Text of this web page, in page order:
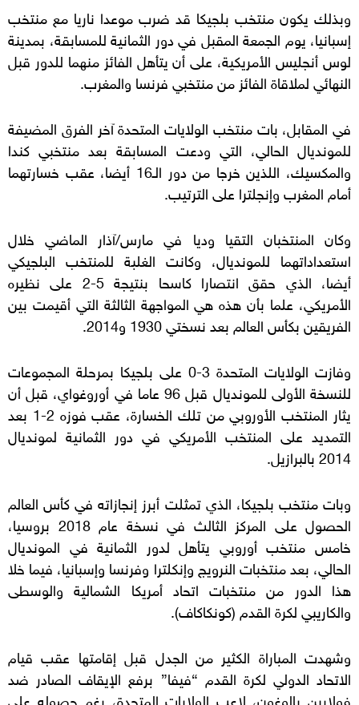
وبذلك يكون منتخب بلجيكا قد ضرب موعدا ناريا مع منتخب
إسبانيا، يوم الجمعة المقبل في دور الثمانية للمسابقة، بمدينة
لوس أنجليس الأمريكية، على أن يتأهل الفائز منهما للدور قبل
النهائي لملاقاة الفائز من منتخبي فرنسا والمغرب.
في المقابل، بات منتخب الولايات المتحدة آخر الفرق المضيفة
للمونديال الحالي، التي ودعت المسابقة بعد منتخبي كندا
والمكسيك، اللذين خرجا من دور الـ16 أيضا، عقب خسارتهما
أمام المغرب وإنجلترا على الترتيب.
وكان المنتخبان التقيا وديا في مارس/آذار الماضي خلال
استعداداتهما للمونديال، وكانت الغلبة للمنتخب البلجيكي
أيضا، الذي حقق انتصارا كاسحا بنتيجة 5-2 على نظيره
الأمريكي، علما بأن هذه هي المواجهة الثالثة التي أقيمت بين
الفريقين بكأس العالم بعد نسختي 1930 و2014.
وفازت الولايات المتحدة 3-0 على بلجيكا بمرحلة المجموعات
للنسخة الأولى للمونديال قبل 96 عاما في أوروغواي، قبل أن
يثار المنتخب الأوروبي من تلك الخسارة، عقب فوزه 2-1 بعد
التمديد على المنتخب الأمريكي في دور الثمانية لمونديال
2014 بالبرازيل.
وبات منتخب بلجيكا، الذي تمثلت أبرز إنجازاته في كأس العالم
الحصول على المركز الثالث في نسخة عام 2018 بروسيا،
خامس منتخب أوروبي يتأهل لدور الثمانية في المونديال
الحالي، بعد منتخبات النرويج وإنكلترا وفرنسا وإسبانيا، فيما خلا
هذا الدور من منتخبات اتحاد أمريكا الشمالية والوسطى
والكاريبي لكرة القدم (كونكاكاف).
وشهدت المباراة الكثير من الجدل قبل إقامتها عقب قيام
الاتحاد الدولي لكرة القدم “فيفا” برفع الإيقاف الصادر ضد
فولارين بالوغون، لاعب الولايات المتحدة، رغم حصوله على